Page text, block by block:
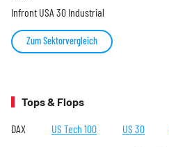
Infront USA 30 Industrial
Zum Sektorvergleich
Tops & Flops
DAX US Tech 100 US 30